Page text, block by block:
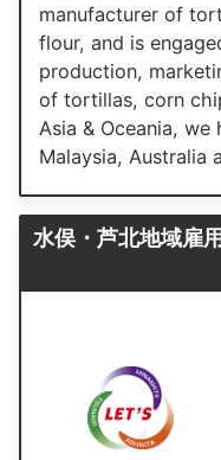
manufacturer of
flour, and is
production,
of tortillas, corn
Asia & Oceania,
Malaysia, Australia
水俣・芦北地域雇